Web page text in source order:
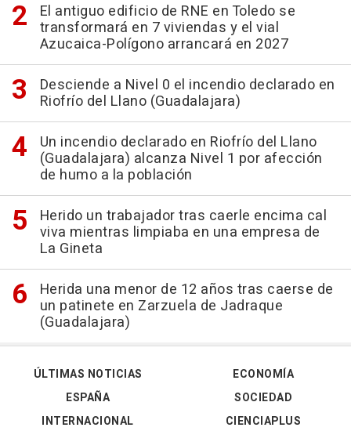
El antiguo edificio de RNE en Toledo se
transformará en 7 viviendas y el vial
Azucaica-Polígono arrancará en 2027
Desciende a Nivel 0 el incendio declarado en
Riofrío del Llano (Guadalajara)
Un incendio declarado en Riofrío del Llano
(Guadalajara) alcanza Nivel 1 por afección
de humo a la población
Herido un trabajador tras caerle encima cal
viva mientras limpiaba en una empresa de
La Gineta
Herida una menor de 12 años tras caerse de
un patinete en Zarzuela de Jadraque
(Guadalajara)
ÚLTIMAS NOTICIAS
ESPAÑA
INTERNACIONAL
ECONOMÍA
SOCIEDAD
CIENCIAPLUS